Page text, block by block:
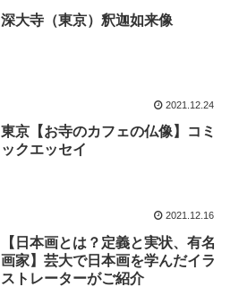
深大寺（東京）釈迦如来像
2021.12.24
東京【お寺のカフェの仏像】コミ
ックエッセイ
2021.12.16
【日本画とは？定義と実状、有名
画家】芸大で日本画を学んだイラ
ストレーターがご紹介